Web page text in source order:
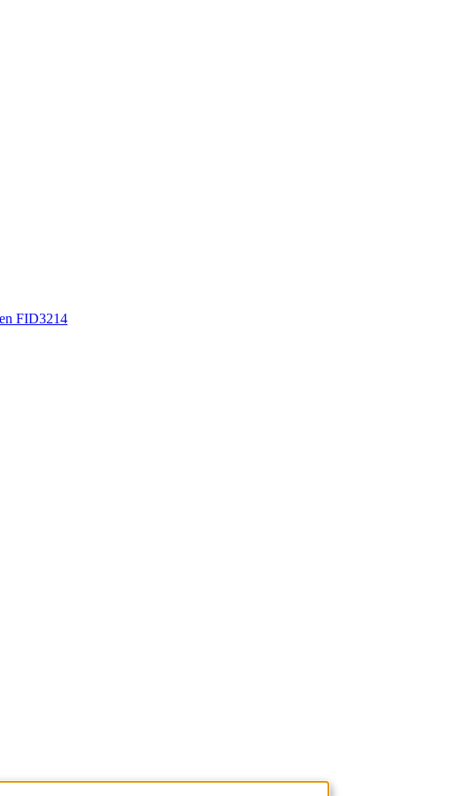
FID3214